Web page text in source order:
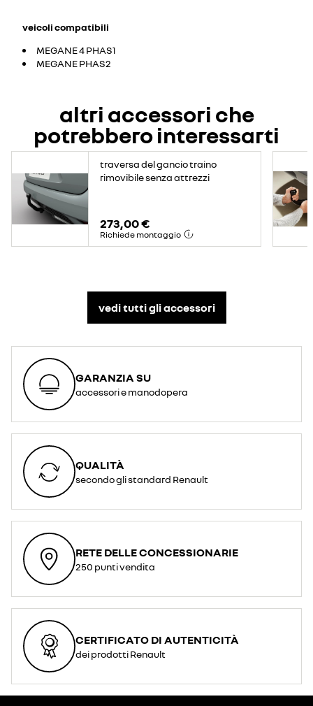
veicoli compatibili
MEGANE 4 PHAS1
MEGANE PHAS2
altri accessori che
potrebbero interessarti
traversa del gancio traino
rimovibile senza attrezzi
273,00 €
Richiede montaggio
vedi tutti gli accessori​
GARANZIA SU
accessori e manodopera
QUALITÀ
secondo gli standard Renault
RETE DELLE CONCESSIONARIE
250 punti vendita
CERTIFICATO DI AUTENTICITÀ
dei prodotti Renault